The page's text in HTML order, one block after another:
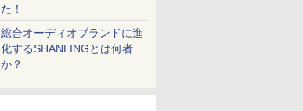
た！
総合オーディオブランドに進
化するSHANLINGとは何者
か？